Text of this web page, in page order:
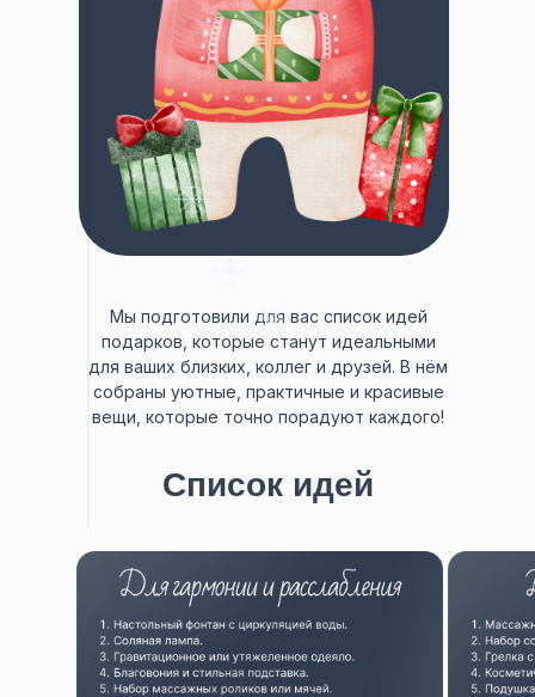
Мы подготовили для вас список идей
подарков, которые станут идеальными
для ваших близких, коллег и друзей. В нём
собраны уютные, практичные и красивые
вещи, которые точно порадуют каждого!
Список идей